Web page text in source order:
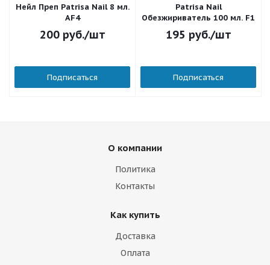
Нейл Преп Patrisa Nail 8 мл.
AF4
200руб./шт
Подписаться
Patrisa Nail
Обезжириватель 100 мл. F1
195 руб./шт
Подписаться
О компании
Политика
Контакты
Как купить
Доставка
Оплата